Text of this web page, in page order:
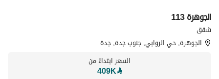
تسويق بواسطة
الجوهرة 113
شقق
الجوهرة, حي الروابي, جنوب جدة, جدة
السعر ابتداءً من
⃁
409K